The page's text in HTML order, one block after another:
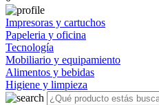
Impresoras y cartuchos
Papeleria y oficina
Tecnología
Mobiliario y equipamiento
Alimentos y bebidas
Higiene y limpieza